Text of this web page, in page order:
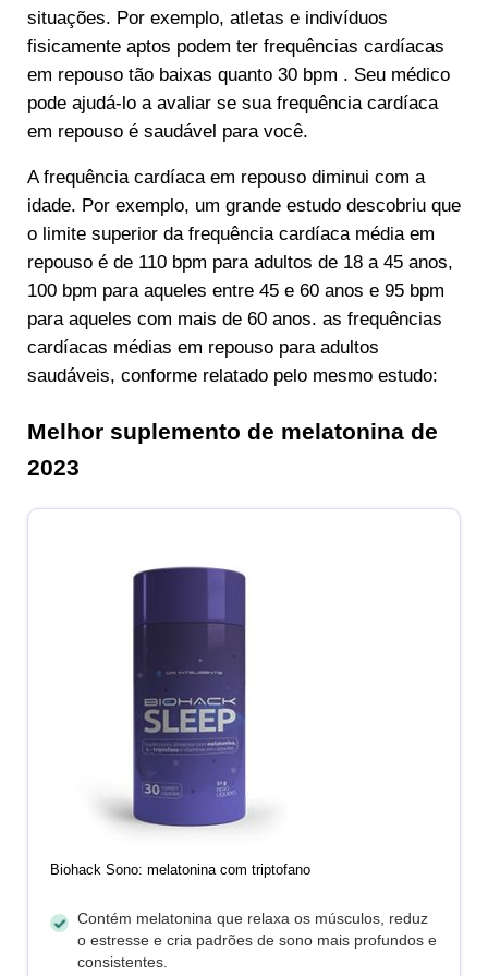
situações. Por exemplo, atletas e indivíduos
fisicamente aptos podem ter frequências cardíacas
em repouso tão baixas quanto 30 bpm . Seu médico
pode ajudá-lo a avaliar se sua frequência cardíaca
em repouso é saudável para você.
A frequência cardíaca em repouso diminui com a
idade. Por exemplo, um grande estudo descobriu que
o limite superior da frequência cardíaca média em
repouso é de 110 bpm para adultos de 18 a 45 anos,
100 bpm para aqueles entre 45 e 60 anos e 95 bpm
para aqueles com mais de 60 anos. as frequências
cardíacas médias em repouso para adultos
saudáveis, conforme relatado pelo mesmo estudo:
Melhor suplemento de melatonina de
2023
Biohack Sono: melatonina com triptofano
Contém melatonina que relaxa os músculos, reduz
o estresse e cria padrões de sono mais profundos e
consistentes.